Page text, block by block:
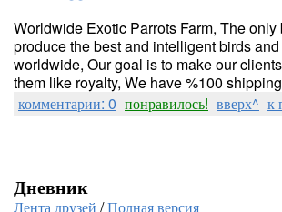
Worldwide Exotic Parrots Farm, The only
produce the best and intelligent birds
worldwide, Our goal is to make our
them like royalty, We have %100
комментарии: 0 понравилось! вверх^ к
Дневник
Лента друзей /Полная версия